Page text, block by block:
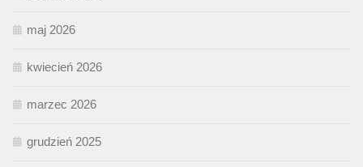
maj 2026
kwiecień 2026
marzec 2026
grudzień 2025